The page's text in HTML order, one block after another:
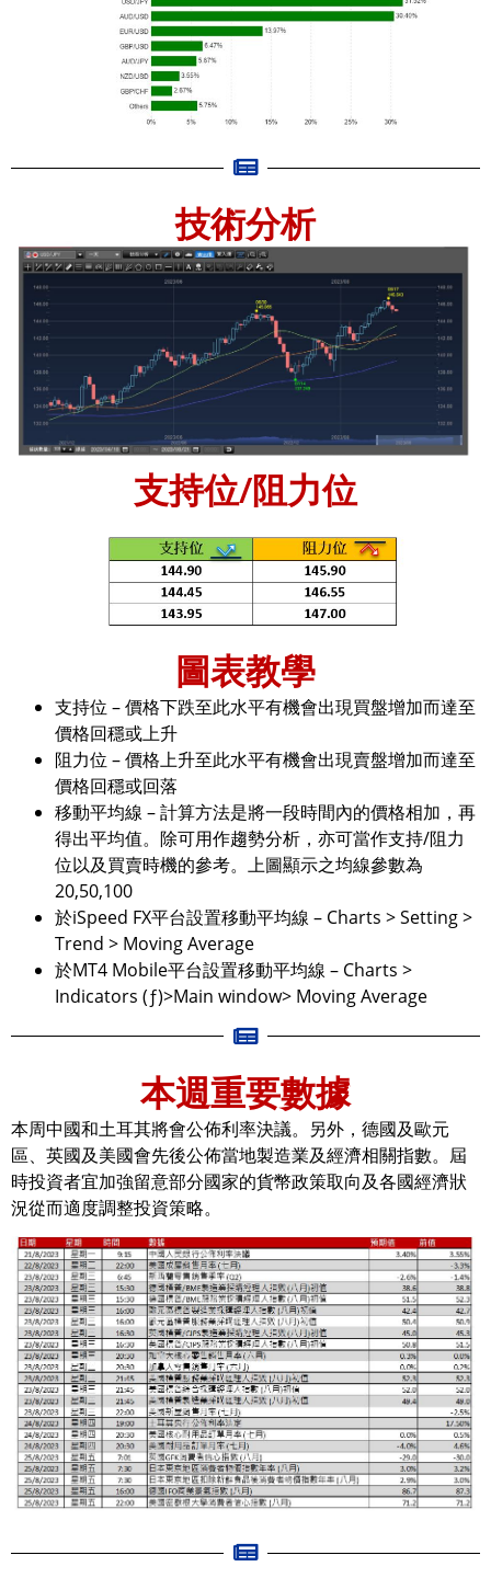
技術分析
支持位/阻力位
圖表教學
支持位 – 價格下跌至此水平有機會出現買盤增加而達至
價格回穩或上升
阻力位 – 價格上升至此水平有機會出現賣盤增加而達至
價格回穩或回落
移動平均線 – 計算方法是將一段時間內的價格相加，再
得出平均值。除可用作趨勢分析，亦可當作支持/阻力
位以及買賣時機的參考。上圖顯示之均線參數為
20,50,100
於iSpeed FX平台設置移動平均線 – Charts > Setting >
Trend > Moving Average
於MT4 Mobile平台設置移動平均線 – Charts >
Indicators (ƒ)>Main window> Moving Average
本週重要數據
本周中國和土耳其將會公佈利率決議。另外，德國及歐元
區、英國及美國會先後公佈當地製造業及經濟相關指數。屆
時投資者宜加強留意部分國家的貨幣政策取向及各國經濟狀
況從而適度調整投資策略。